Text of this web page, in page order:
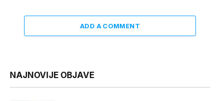
ADD A COMMENT
NAJNOVIJE OBJAVE